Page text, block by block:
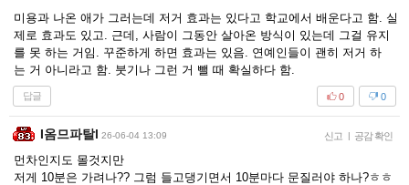
미용과 나온 애가 그러는데 저거 효과는 있다고 학교에서 배운다고 함. 실
제로 효과도 있고. 근데, 사람이 그동안 살아온 방식이 있는데 그걸 유지
를 못 하는 거임. 꾸준하게 하면 효과는 있음. 연예인들이 괜히 저거 하
는 거 아니라고 함. 붓기나 그런 거 뺄 때 확실하다 함.
답글 0
0
I옴므파탈l 26-06-04 13:09 신고 | 공감 확인
먼차인지도 몰것지만
저게 10분은 가려나?? 그럼 들고댕기면서 10분마다 문질러야 하나?ㅎㅎ